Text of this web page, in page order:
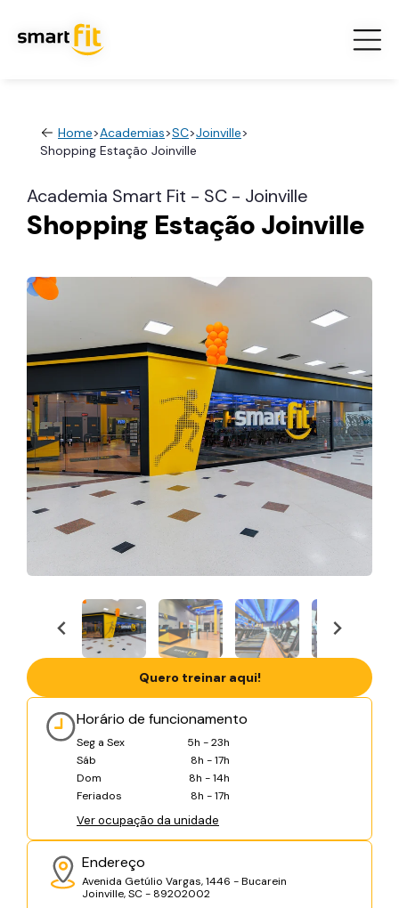
Home>Academias>SC>Joinville>
Shopping Estação Joinville
Academia Smart Fit - SC - Joinville
Shopping Estação Joinville
Horário de funcionamento
Seg a Sex
5h - 23h
Sáb
8h - 17h
Dom
8h - 14h
Feriados
8h - 17h
Ver ocupação da unidade
Endereço
Avenida Getúlio Vargas, 1446 - Bucarein
Joinville, SC - 89202002
Quero treinar aqui!